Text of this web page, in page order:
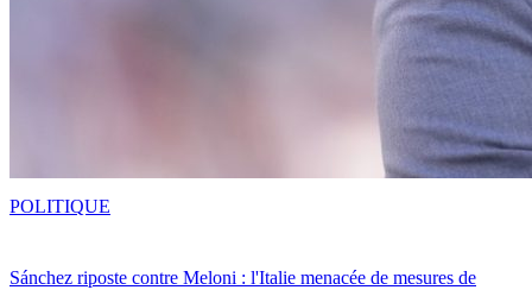
Sánchez riposte contre Meloni : l'Italie menacée de mesures de
POLITIQUE